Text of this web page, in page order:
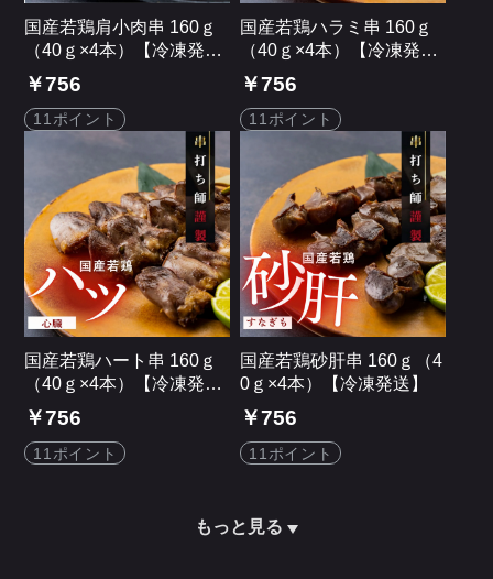
国産若鶏肩小肉串 160ｇ
（40ｇ×4本）【冷凍発
送】
￥756
11ポイント
国産若鶏ハラミ串 160ｇ
（40ｇ×4本）【冷凍発
送】
￥756
11ポイント
国産若鶏ハート串 160ｇ
（40ｇ×4本）【冷凍発
送】
￥756
11ポイント
国産若鶏砂肝串 160ｇ（4
0ｇ×4本）【冷凍発送】
￥756
11ポイント
もっと見る